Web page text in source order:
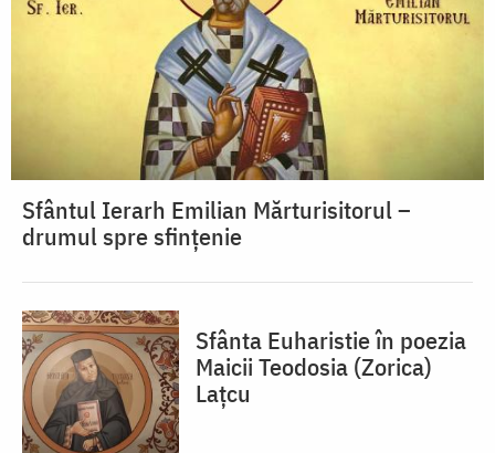
Sfântul Ierarh Emilian Mărturisitorul –
drumul spre sfințenie
Sfânta Euharistie în poezia
Maicii Teodosia (Zorica)
Lațcu